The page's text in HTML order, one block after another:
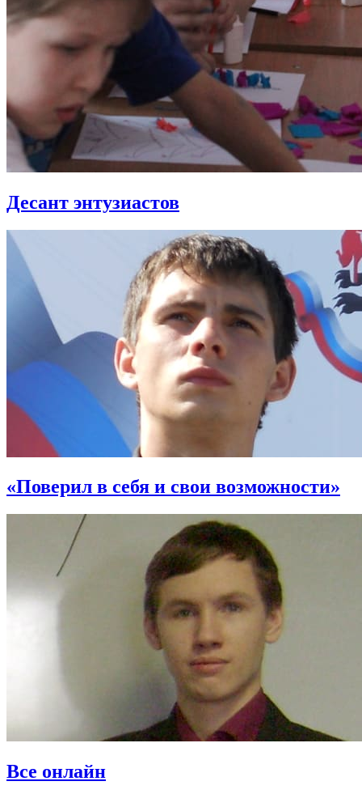
Десант энтузиастов
«Поверил в себя и свои возможности»
Все онлайн